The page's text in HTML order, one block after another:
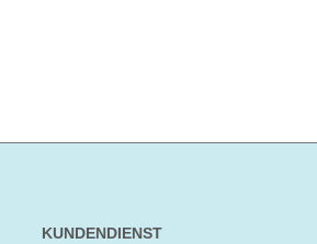
KUNDENDIENST